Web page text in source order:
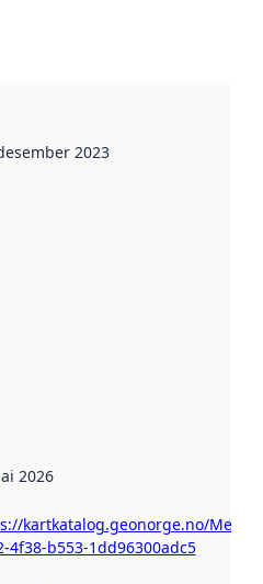
2023
2026
kartkatalog.geonorge.no/
4f38-b553-1dd96300adc5